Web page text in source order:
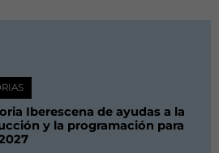
Iberescena de ayudas a la
y la programación para